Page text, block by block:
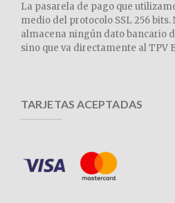
La pasarela de pago que
medio del protocolo SSL 256
almacena ningún dato bancario
sino que va directamente al TPV
TARJETAS ACEPTADAS